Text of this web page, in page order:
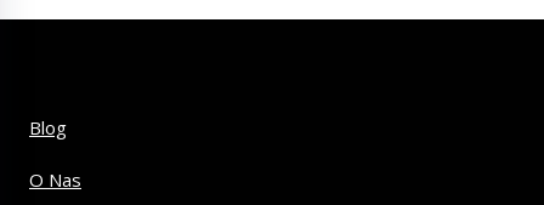
Blog
O Nas